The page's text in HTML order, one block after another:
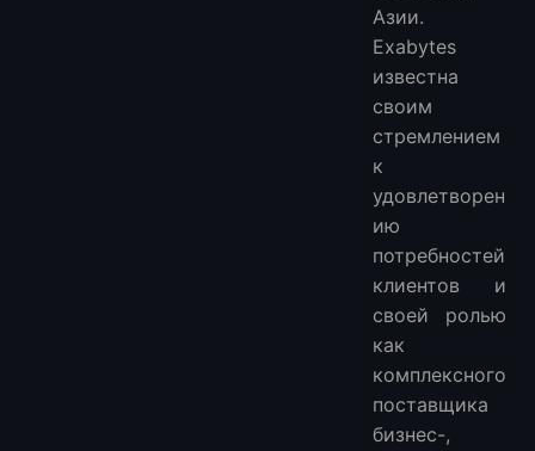
Азии.
Exabytes
известна
своим
стремлением
к
удовлетворен
ию
потребностей
клиентов и
своей ролью
как
комплексного
поставщика
бизнес-,